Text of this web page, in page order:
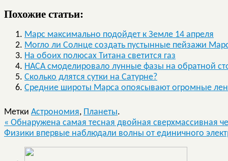
Похожие статьи:
Марс максимально подойдет к Земле 14 апреля
Могло ли Солнце создать пустынные пейзажи
На обоих полюсах Титана светится газ
НАСА смоделировало лунные фазы на обратной
Сколько длятся сутки на Сатурне?
Средние широты Марса опоясывают огромные
Метки Астрономия, Планеты.
« Обнаружена самая тесная двойная сверхмассивная
Физики впервые наблюдали волны от единичного